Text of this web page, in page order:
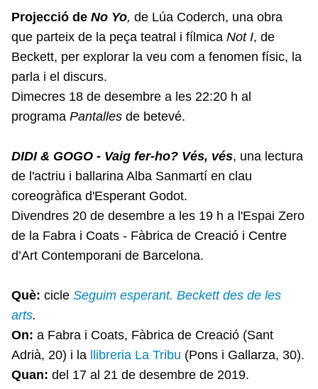
Projecció de No Yo, de Lúa Coderch, una obra
que parteix de la peça teatral i fílmica Not I, de
Beckett, per explorar la veu com a fenomen físic, la
parla i el discurs.
Dimecres 18 de desembre a les 22:20 h al
programa Pantalles de betevé.
DIDI & GOGO - Vaig fer-ho? Vés, vés, una lectura
de l'actriu i ballarina Alba Sanmartí en clau
coreogràfica d'Esperant Godot.
Divendres 20 de desembre a les 19 h a l'Espai Zero
de la Fabra i Coats - Fàbrica de Creació i Centre
d’Art Contemporani de Barcelona.
Què: cicle Seguim esperant. Beckett des de les
arts.
On: a Fabra i Coats, Fàbrica de Creació (Sant
Adrià, 20) i la
llibreria La Tribu (Pons i Gallarza, 30).
Quan: del 17 al 21 de desembre de 2019.